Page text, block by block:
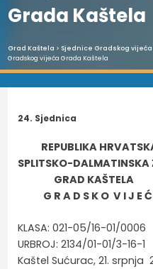
Grada Kaštela
Grad Kaštela > Sjednice Gradskog vijeća
Gradskog vijeća Grada Kaštela
24. Sjednica
REPUBLIKA
SPLITSKO-DALMATINSKA
GRAD KAŠTELA
G R A D S K O V I J E Ć
KLASA: 021-05/16-01/0006
URBROJ: 2134/01-01/3-16-1
Kaštel Sućurac, 21. srpnja